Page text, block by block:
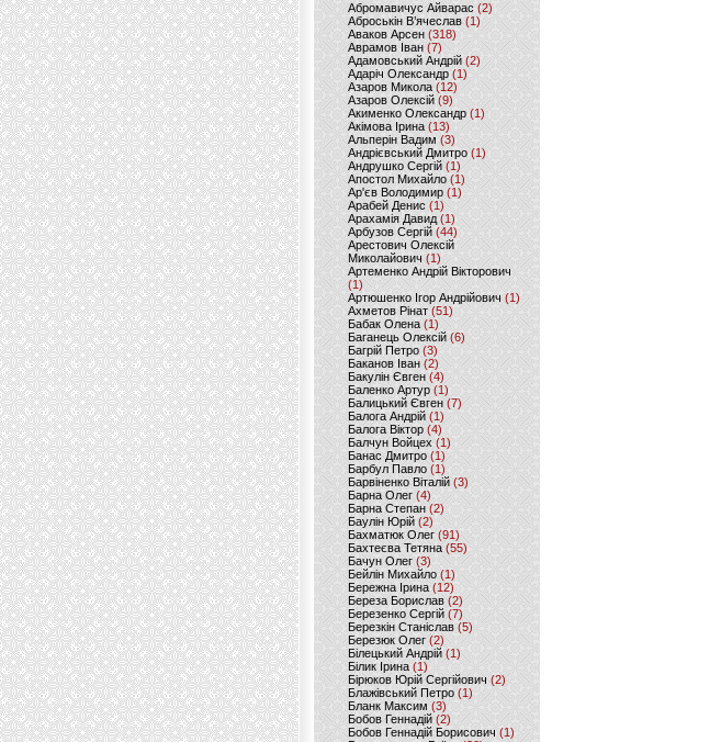
Абромавичус Айварас (2)
Аброськін В’ячеслав(1)
Аваков Арсен (318)
Аврамов Іван (7)
Адамовський Андрій(2)
Адаріч Олександр (1)
Азаров Микола (12)
Азаров Олексій (9)
Акименко Олександр(1)
Акімова Ірина(13)
Альперін Вадим (3)
Андрієвський Дмитро(1)
Андрушко Сергій(1)
Апостол Михайло(1)
Ар'єв Володимир (1)
Арабей Денис(1)
Арахамія Давид (1)
Арбузов Сергій (44)
Арестович Олексій
Миколайович(1)
Артеменко Андрій Вікторович
(1)
Артюшенко Ігор Андрійович(1)
Ахметов Рінат(51)
Бабак Олена(1)
Баганець Олексій(6)
Багрій Петро (3)
Баканов Іван(2)
Бакулін Євген (4)
Баленко Артур(1)
Балицький Євген(7)
Балога Андрій (1)
Балога Віктор (4)
Балчун Войцех (1)
Банас Дмитро (1)
Барбул Павло(1)
Барвіненко Віталій(3)
Барна Олег (4)
Барна Степан (2)
Баулін Юрій (2)
Бахматюк Олег (91)
Бахтеєва Тетяна(55)
Бачун Олег (3)
Бейлін Михайло (1)
Бережна Ірина(12)
Береза Борислав(2)
Березенко Сергій (7)
Березкін Станіслав (5)
Березюк Олег(2)
Білецький Андрій (1)
Білик Ірина (1)
Бірюков Юрій Сергійович (2)
Блажівський Петро (1)
Бланк Максим(3)
Бобов Геннадій (2)
Бобов Геннадій Борисович (1)